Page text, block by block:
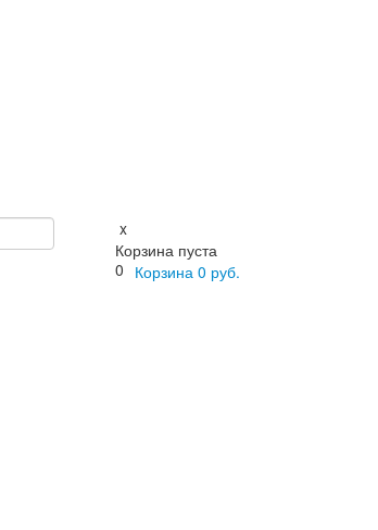
x
Корзина пуста
0 Корзина 0 руб.